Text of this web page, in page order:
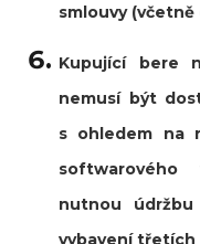
smlouvy
Kupující bere
nemusí být
s ohledem na
softwarového
nutnou údržbu
vybavení třetích